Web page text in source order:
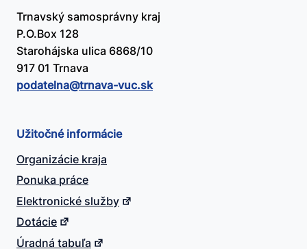
Trnavský samosprávny kraj
P.O.Box 128
Starohájska ulica 6868/10
917 01 Trnava
podatelna@​trnava-vuc.sk
Užitočné informácie
Organizácie kraja
Ponuka práce
Elektronické služby
Dotácie
Úradná tabuľa